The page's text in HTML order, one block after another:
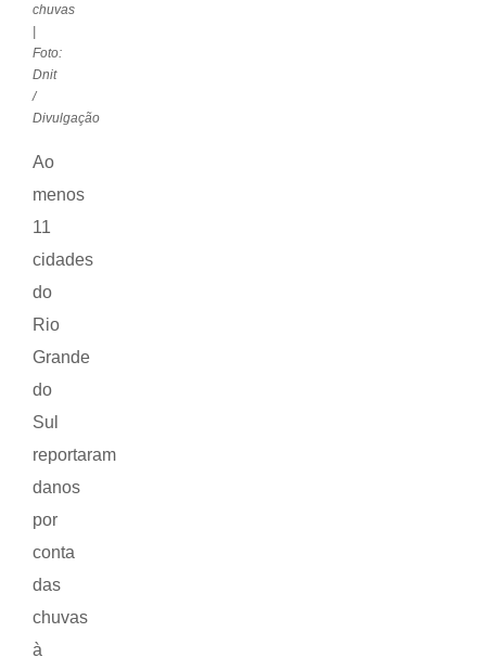
chuvas
|
Foto:
Dnit
/
Divulgação
Ao
menos
11
cidades
do
Rio
Grande
do
Sul
reportaram
danos
por
conta
das
chuvas
à